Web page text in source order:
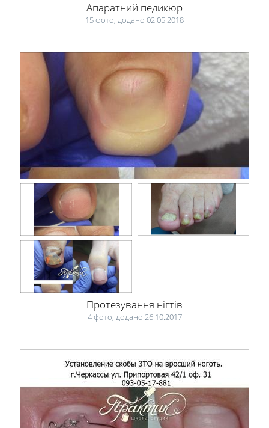
Апаратний педикюр
15 фото, додано 02.05.2018
Протезування нігтів
4 фото, додано 26.10.2017